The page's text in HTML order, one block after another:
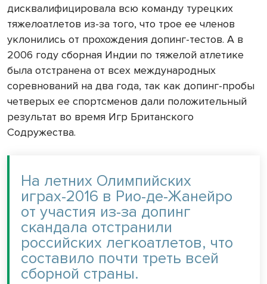
дисквалифицировала всю команду турецких
тяжелоатлетов из-за того, что трое ее членов
уклонились от прохождения допинг-тестов. А в
2006 году сборная Индии по тяжелой атлетике
была отстранена от всех международных
соревнований на два года, так как допинг-пробы
четверых ее спортсменов дали положительный
результат во время Игр Британского
Содружества.
На летних Олимпийских
играх-2016 в Рио-де-Жанейро
от участия из-за допинг
скандала отстранили
российских легкоатлетов, что
составило почти треть всей
сборной страны.